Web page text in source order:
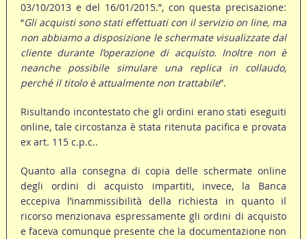
03/10/2013 e del 16/01/2015.”, con questa precisazione:
“Gli acquisti sono stati effettuati con il servizio on line, ma
non abbiamo a disposizione le schermate visualizzate dal
cliente durante l’operazione di acquisto. Inoltre non è
neanche possibile simulare una replica in collaudo,
perché il titolo è attualmente non trattabile”.
Risultando incontestato che gli ordini erano stati eseguiti
online, tale circostanza è stata ritenuta pacifica e provata
ex art. 115 c.p.c..
Quanto alla consegna di copia delle schermate online
degli ordini di acquisto impartiti, invece, la Banca
eccepiva l’inammissibilità della richiesta in quanto il
ricorso menzionava espressamente gli ordini di acquisto
e faceva comunque presente che la documentazione non